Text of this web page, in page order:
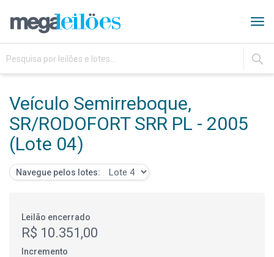
IR
Veículo Semirreboque,
SR/RODOFORT SRR PL - 2005
(Lote 04)
Navegue pelos lotes:
Leilão encerrado
R$ 10.351,00
Incremento